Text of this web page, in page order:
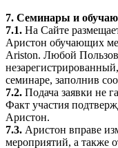
7. Семинары и
7.1. На Сайте
Аристон обучающих
Ariston. Любой
семинаре, заполнив
7.2. Подача заявки не
Факт участия
Аристон.
7.3. Аристон вправе
мероприятий, а также